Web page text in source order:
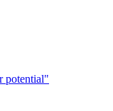
potential"